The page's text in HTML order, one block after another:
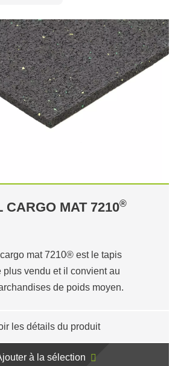
CARGO MAT 7210®
mat 7210® est le tapis
plus vendu et il convient au
de poids moyen.
les détails du produit
à la sélection